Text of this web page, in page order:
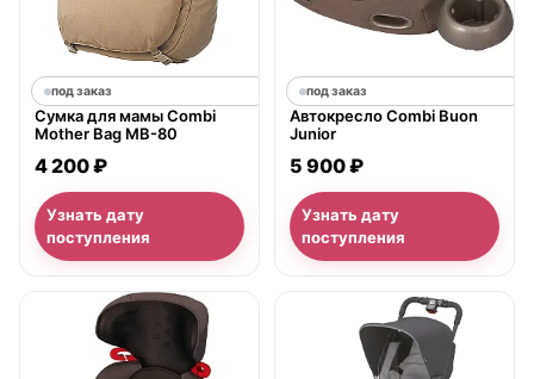
под заказ
Сумка для мамы Combi
Mother Bag MB-80
4 200 ₽
Узнать дату
поступления
под заказ
Автокресло Combi Buon
Junior
5 900 ₽
Узнать дату
поступления